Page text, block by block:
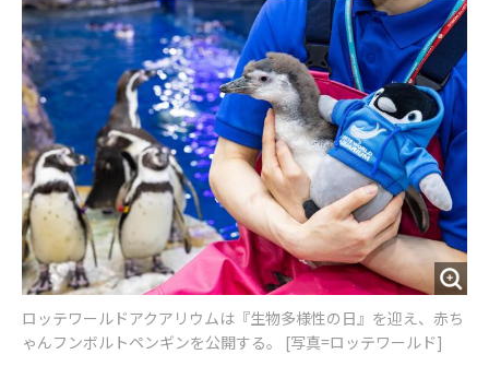
ロッテワールドアクアリウムは『生物多様性の日』を迎え、赤ち
ゃんフンボルトペンギンを公開する。 [写真=ロッテワールド]